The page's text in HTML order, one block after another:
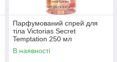
Парфумований спрей для
тіла Victorias Secret
Temptation 250 мл
В наявності